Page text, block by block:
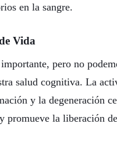
en la sangre.
Vida
pero no
salud cognitiva. La
y la degeneración
promueve la liberación